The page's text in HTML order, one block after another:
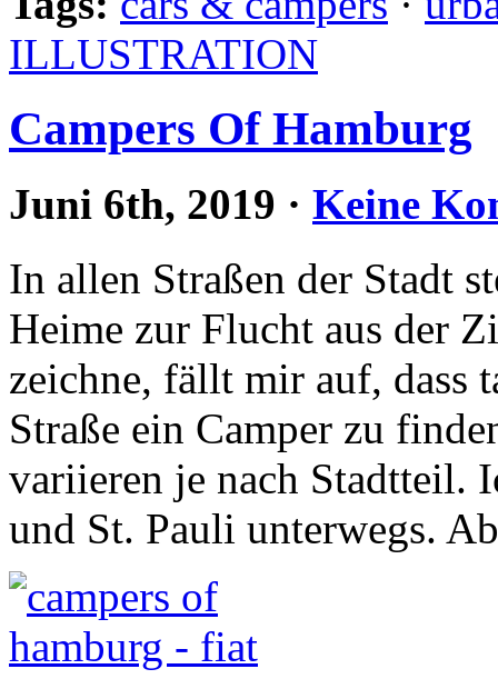
ILLUSTRATION
Campers Of Hamburg
Juni 6th, 2019 · Keine
In allen Straßen der Stadt
Heime zur Flucht aus der
zeichne, fällt mir auf, dass
Straße ein Camper zu
variieren je nach Stadtteil.
und St. Pauli unterwegs.